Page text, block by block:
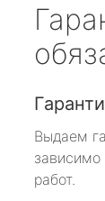
Выдаем
зависимо
работ.